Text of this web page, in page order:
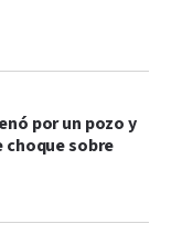
por un pozo y
sobre